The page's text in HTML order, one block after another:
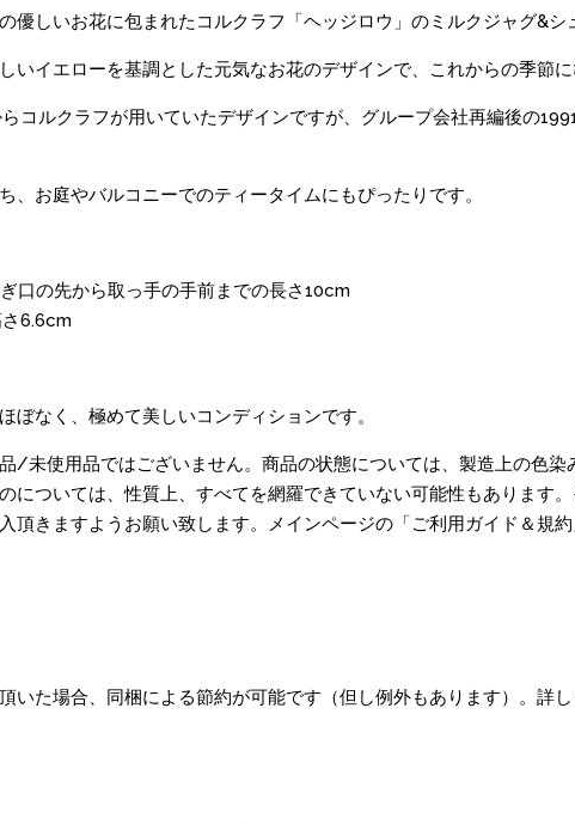
優しいお花に包まれたコルクラフ「ヘッジロウ」のミルクジャグ&シ
いイエローを基調とした元気なお花のデザインで、これからの季節に
コルクラフが用いていたデザインですが、グループ会社再編後の
、お庭やバルコニーでのティータイムにもぴったりです。
口の先から取っ手の手前までの長さ10cm
6.6cm
ぼなく、極めて美しいコンディションです。
/未使用品ではございません。商品の状態については、製造上の色
については、性質上、すべてを網羅できていない可能性もあります
頂きますようお願い致します。メインページの「ご利用ガイド＆規
いた場合、同梱による節約が可能です（但し例外もあります）。詳